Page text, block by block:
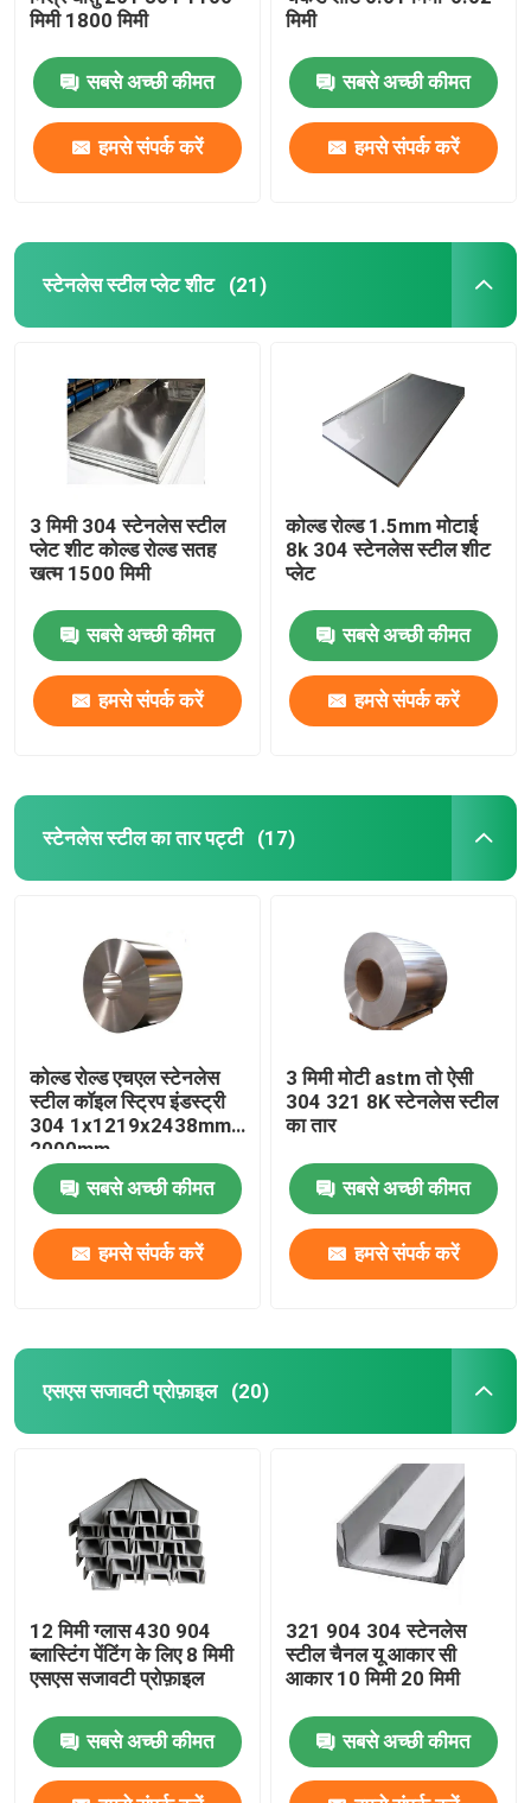
मिश्र धातु इस्पात पट्टी
मिश्र धातु इस्पात बार
एल्यूमीनियम का तार
एल्युमिनियम बार
मिमी 1800 मिमी
सबसे अच्छी कीमत
हमसे संपर्क करें
मिमी
सबसे अच्छी कीमत
हमसे संपर्क करें
स्टेनलेस स्टील प्लेट शीट (21)
3 मिमी 304 स्टेनलेस स्टील
प्लेट शीट कोल्ड रोल्ड सतह
खत्म 1500 मिमी
सबसे अच्छी कीमत
हमसे संपर्क करें
कोल्ड रोल्ड 1.5mm मोटाई
8k 304 स्टेनलेस स्टील शीट
प्लेट
सबसे अच्छी कीमत
हमसे संपर्क करें
स्टेनलेस स्टील का तार पट्टी (17)
कोल्ड रोल्ड एचएल स्टेनलेस
स्टील कॉइल स्ट्रिप इंडस्ट्री
304 1x1219x2438mm
2000mm
सबसे अच्छी कीमत
हमसे संपर्क करें
3 मिमी मोटी astm तो ऐसी
304 321 8K स्टेनलेस स्टील
का तार
सबसे अच्छी कीमत
हमसे संपर्क करें
एसएस सजावटी प्रोफ़ाइल (20)
12 मिमी ग्लास 430 904
ब्लास्टिंग पेंटिंग के लिए 8 मिमी
एसएस सजावटी प्रोफ़ाइल
सबसे अच्छी कीमत
321 904 304 स्टेनलेस
स्टील चैनल यू आकार सी
आकार 10 मिमी 20 मिमी
सबसे अच्छी कीमत